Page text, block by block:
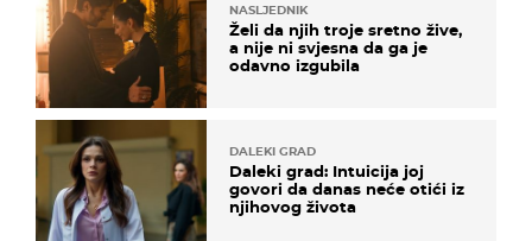
NASLJEDNIK
Želi da njih troje sretno žive,
a nije ni svjesna da ga je
odavno izgubila
DALEKI GRAD
Daleki grad: Intuicija joj
govori da danas neće otići iz
njihovog života